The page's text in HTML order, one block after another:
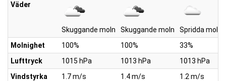
Väder
Skuggande moln Skuggande moln
Spridda moln
Molnighet
100% 100%
33%
Lufttryck
1015 hPa 1013 hPa
1013 hPa
Vindstyrka
1.7 m/s 1.4 m/s
1.2 m/s